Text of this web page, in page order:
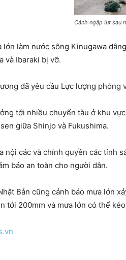
Cảnh ngập lụt sau
lớn làm nước sông Kinugawa
và Ibaraki bị vỡ.
đã yêu cầu Lực lượng phòng
tới nhiều chuyến tàu ở khu
giữa Shinjo và Fukushima.
nội các và chính quyền các tỉnh
bảo an toàn cho người dân.
Bản cũng cảnh báo mưa lớn
tới 200mm và mưa lớn có thể